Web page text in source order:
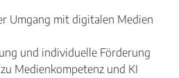
Umgang mit digitalen Medien
und individuelle Förderung
Medienkompetenz und KI